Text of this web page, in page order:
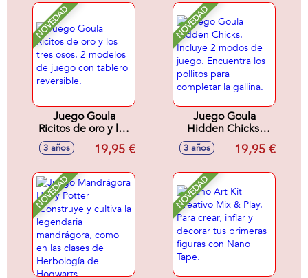
guárdalos en 6
adorables macetas,
incluye
invernadero.
Decora a tu gusto
para crear tu propio
mundo floral.
piezas).
NOVEDAD
Juego Goula
Ricitos de oro y los
tres osos. 2
modelos de juego
reversible.
3 años 19,95 €
NOVEDAD
Juego Goula
Hidden Chicks.
Incluye 2 modos de
juego. Encuentra
completar la
gallina.
3 años 19,95 €
NOVEDAD NOVEDAD